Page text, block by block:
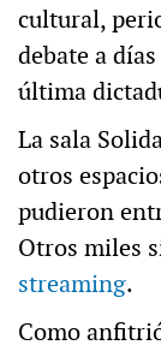
cultural,
debate a
última
La sala
otros
pudieron
Otros miles
streaming.
Como